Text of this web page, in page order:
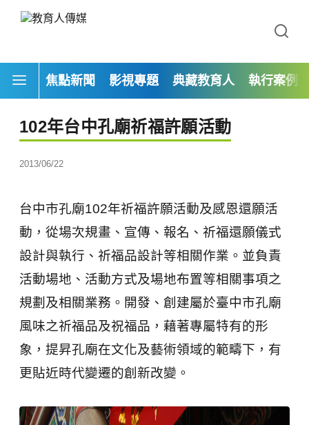
焦點新聞 影視專題 典藏教育人 執行案例
102年台中孔廟祈福許願活動
2013/06/22
台中市孔廟102年祈福許願活動及感恩還願活
動，從場次規畫、宣傳、報名、祈福還願儀式
設計與執行、祈福品設計等相關作業。並負責
活動場地、活動方式及場地布置等相關事項之
規劃及相關業務。開發、創建屬於臺中市孔廟
風味之祈福品及祝福品，藉著專屬特有的形
象，提昇孔廟在文化及藝術領域的範疇下，有
更貼近時代變遷的創新改變。